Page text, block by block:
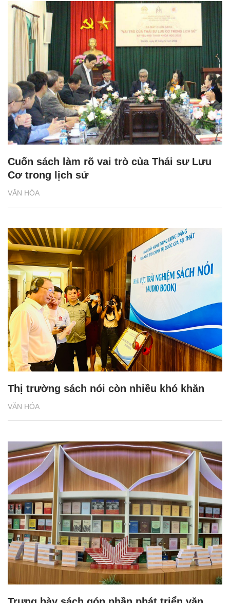
VĂN HÓA
Cuốn sách làm rõ vai trò của Thái sư Lưu
Cơ trong lịch sử
VĂN HÓA
Thị trường sách nói còn nhiều khó khăn